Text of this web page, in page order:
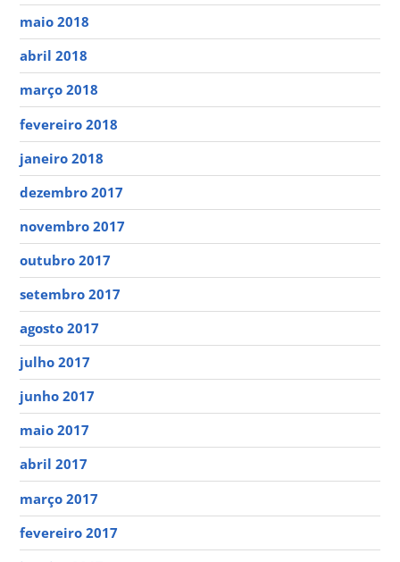
maio 2018
abril 2018
março 2018
fevereiro 2018
janeiro 2018
dezembro 2017
novembro 2017
outubro 2017
setembro 2017
agosto 2017
julho 2017
junho 2017
maio 2017
abril 2017
março 2017
fevereiro 2017